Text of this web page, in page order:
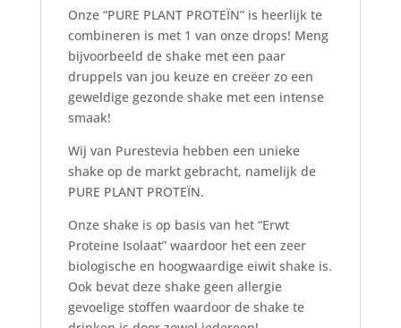
Onze “PURE PLANT PROTEÏN” is heerlijk te
combineren is met 1 van onze drops! Meng
bijvoorbeeld de shake met een paar
druppels van jou keuze en creëer zo een
geweldige gezonde shake met een intense
smaak!
Wij van Purestevia hebben een unieke
shake op de markt gebracht, namelijk de
PURE PLANT PROTEÏN.
Onze shake is op basis van het “Erwt
Proteine Isolaat” waardoor het een zeer
biologische en hoogwaardige eiwit shake is.
Ook bevat deze shake geen allergie
gevoelige stoffen waardoor de shake te